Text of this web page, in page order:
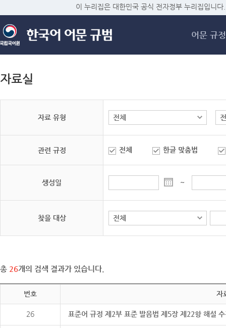
메
이 누리집은 대한민국 공식 전자정부 누리집입니다.
어문 규정
자료실
자료 유형
관련 규정 전체 한글 맞춤법
생성일 ~
찾을 대상
총 26개의 검색 결과가 있습니다.
번호 자
26 표준어 규정 제2부 표준 발음법 제5장 제22항 해설